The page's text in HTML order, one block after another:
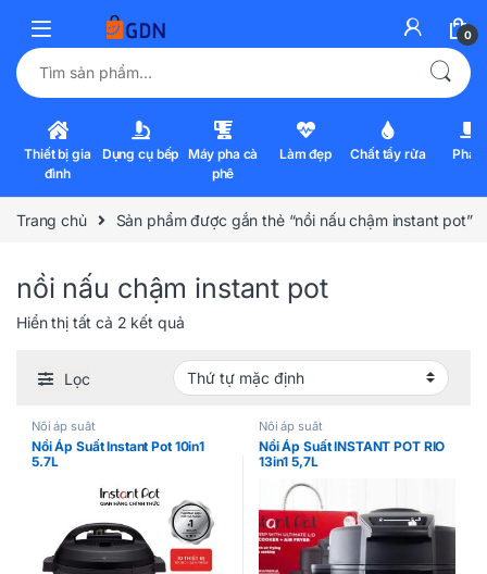
0
Tìm kiếm:
Thiết bị gia
đình
Dụng cụ bếp Máy pha cà
phê
Làm đẹp Chất tẩy rửa Pha
Trang chủ Sản phẩm được gắn thẻ “nồi nấu chậm instant pot”
nồi nấu chậm instant pot
Hiển thị tất cả 2 kết quả
Lọc
Nồi áp suất
Nồi Áp Suất Instant Pot 10in1
5.7L
Nồi áp suất
Nồi Áp Suất INSTANT POT RIO
13in1 5,7L